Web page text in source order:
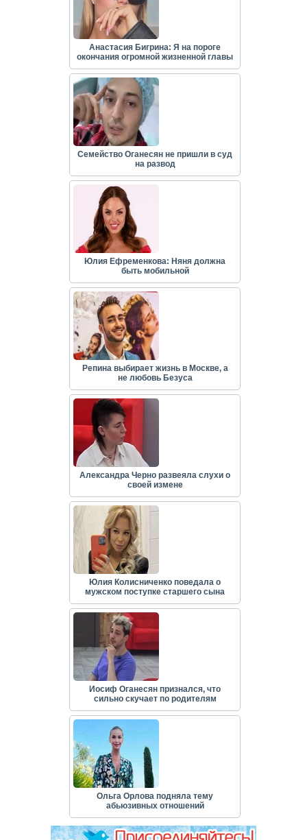
Анастасия Бигрина: Я на пороге
окончания огромной жизненной главы
Семейство Оганесян не пришли в суд
на развод
Юлия Ефременкова: Няня должна
быть мобильной
Репина выбирает жизнь в Москве, а
не любовь Безуса
Александра Черно развеяла слухи о
своей измене
Юлия Колисниченко поведала о
мужском поступке старшего сына
Иосиф Оганесян признался, что
сильно скучает по родителям
Ольга Орлова подняла тему
абьюзивных отношений